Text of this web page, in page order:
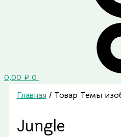
0,00 ₽ 0
Главная / Товар Темы
Jungle